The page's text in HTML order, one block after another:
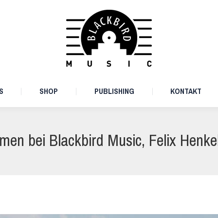
SHOP PUBLISHING KONTAKT
bei Blackbird Music, Felix
PUBLISHING